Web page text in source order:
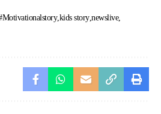
kids story newslive